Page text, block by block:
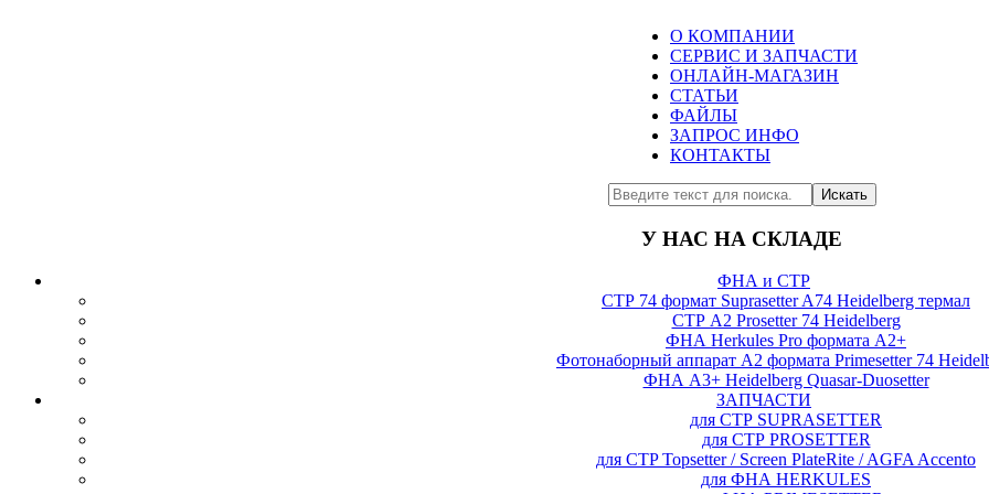
О КОМПАНИИ
СЕРВИС И ЗАПЧАСТИ
ОНЛАЙН-МАГАЗИН
СТАТЬИ
ФАЙЛЫ
ЗАПРОС ИНФО
КОНТАКТЫ
Искать
У НАС НА СКЛАДЕ
ФНА и СТР
СТР 74 формат Suprasetter A74 Heidelberg термал
СТР А2 Prosetter 74 Heidelberg
ФНА Herkules Pro формата А2+
Фотонаборный аппарат А2 формата Primesetter 74
ФНА А3+ Heidelberg Quasar-Duosetter
ЗАПЧАСТИ
для СТР SUPRASETTER
для СТР PROSETTER
для CTP Topsetter / Screen PlateRite / AGFA Accento
для ФНА HERKULES